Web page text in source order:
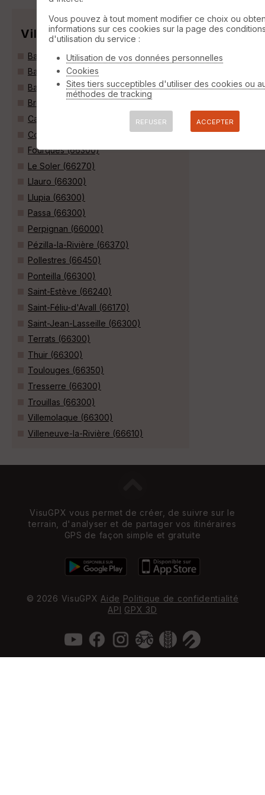
Villes
Bages (66670)
Baho (66540)
Banyuls-dels-Aspres (66300)
Brouilla (66620)
Canohès (66680)
Corneilla-la-Rivière (66550)
Fourques (66300)
Le Soler (66270)
Llauro (66300)
Llupia (66300)
Passa (66300)
Perpignan (66000)
Pézilla-la-Rivière (66370)
Pollestres (66450)
Ponteilla (66300)
Saint-Estève (66240)
Saint-Féliu-d'Avall (66170)
Saint-Jean-Lasseille (66300)
Terrats (66300)
Thuir (66300)
Toulouges (66350)
Tresserre (66300)
Trouillas (66300)
Villemolaque (66300)
Villeneuve-la-Rivière (66610)
VisuGPX vous permet de créer, de suivre sur le
terrain, d'analyser et de partager vos itinéraires
GPS de façon simple et gratuite
© 2026 VisuGPX Aide Politique de confidentialité
API GPX 3D
Vous pouvez à tout moment modifier ce choix ou
informations sur ces cookies sur la page des
d'utilisation du service :
Utilisation de vos données personnelles
Cookies
Sites tiers succeptibles d'utiliser des cookies ou
méthodes de tracking
REFUSER ACCEPTER